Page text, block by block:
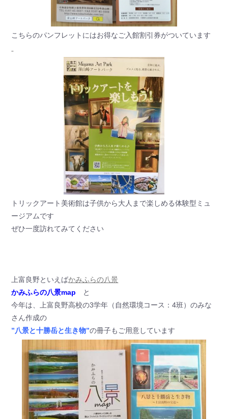
こちらのパンフレットにはお得なご入館割引券がついています
トリックアート美術館は子供から大人まで楽しめる体験型ミュ
ージアムです
ぜひ一度訪れてみてください
上富良野といえばかみふらの八景
かみふらの八景map と
今年は、上富良野高校の3学年（自然環境コース：4班）のみな
さん作成の
”八景と十勝岳と生き物”の冊子もご用意しています